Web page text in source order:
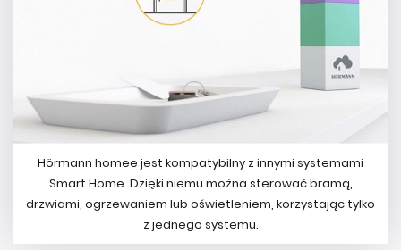
Hörmann homee jest kompatybilny z innymi systemami
Smart Home. Dzięki niemu można sterować bramą,
drzwiami, ogrzewaniem lub oświetleniem, korzystając tylko
z jednego systemu.